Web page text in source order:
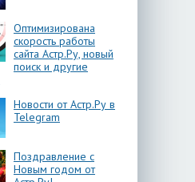
Оптимизирована
скорость работы
сайта Астр.Ру, новый
поиск и другие
Новости от Астр.Ру в
Telegram
Поздравление с
Новым годом от